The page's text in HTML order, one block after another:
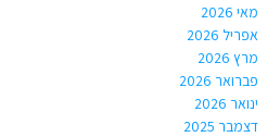
מאי 2026
אפריל 2026
מרץ 2026
פברואר 2026
ינואר 2026
דצמבר 2025